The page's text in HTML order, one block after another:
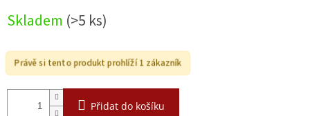
cena:
Skladem (>5 ks)
Právě si tento produkt prohlíží 1 zákazník
Přidat do košíku